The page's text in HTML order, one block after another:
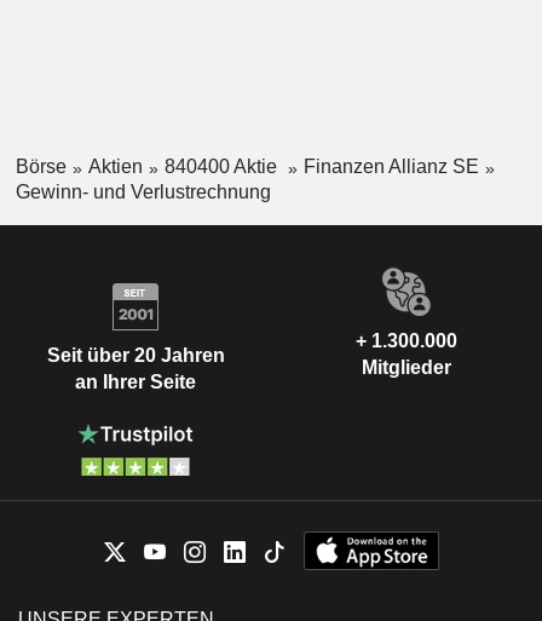
Börse Aktien 840400 Aktie
Finanzen Allianz SE
Gewinn- und Verlustrechnung
Seit über 20 Jahren
an Ihrer Seite
+ 1.300.000
Mitglieder